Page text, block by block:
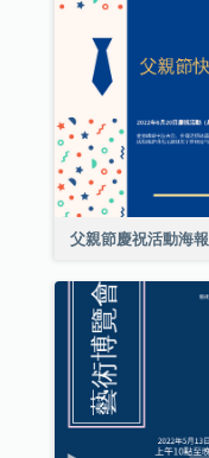
父親節慶祝活動海報